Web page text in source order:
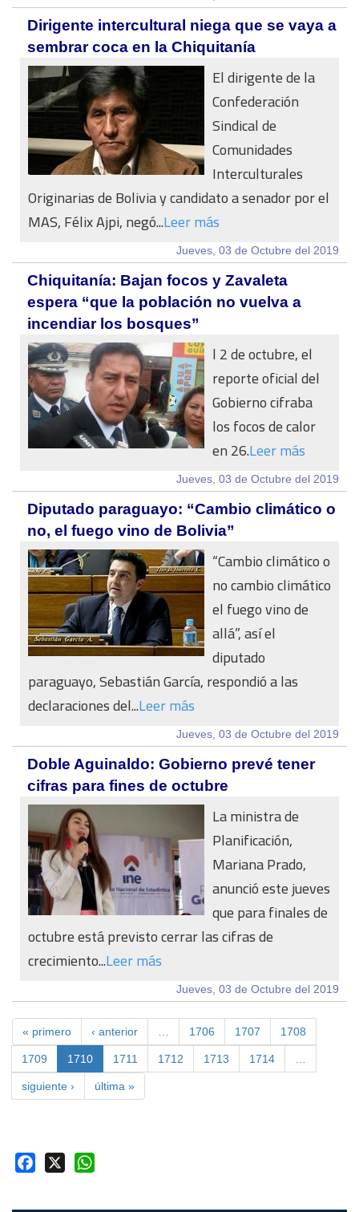
Dirigente intercultural niega que se vaya a
sembrar coca en la Chiquitanía
El dirigente de la
Confederación
Sindical de
Comunidades
Interculturales
Originarias de Bolivia y candidato a senador por el
MAS, Félix Ajpi, negó...Leer más
Jueves, 03 de Octubre del 2019
Chiquitanía: Bajan focos y Zavaleta
espera “que la población no vuelva a
incendiar los bosques”
l 2 de octubre, el
reporte oficial del
Gobierno cifraba
los focos de calor
en 26.Leer más
Jueves, 03 de Octubre del 2019
Diputado paraguayo: “Cambio climático o
no, el fuego vino de Bolivia”
“Cambio climático o
no cambio climático
el fuego vino de
allá”, así el
diputado
paraguayo, Sebastián García, respondió a las
declaraciones del...Leer más
Jueves, 03 de Octubre del 2019
Doble Aguinaldo: Gobierno prevé tener
cifras para fines de octubre
La ministra de
Planificación,
Mariana Prado,
anunció este jueves
que para finales de
octubre está previsto cerrar las cifras de
crecimiento...Leer más
Jueves, 03 de Octubre del 2019
« primero ‹ anterior 1706 1707 1708
1709 1710 1711 1712 1713 1714
siguiente › última »
Facebook